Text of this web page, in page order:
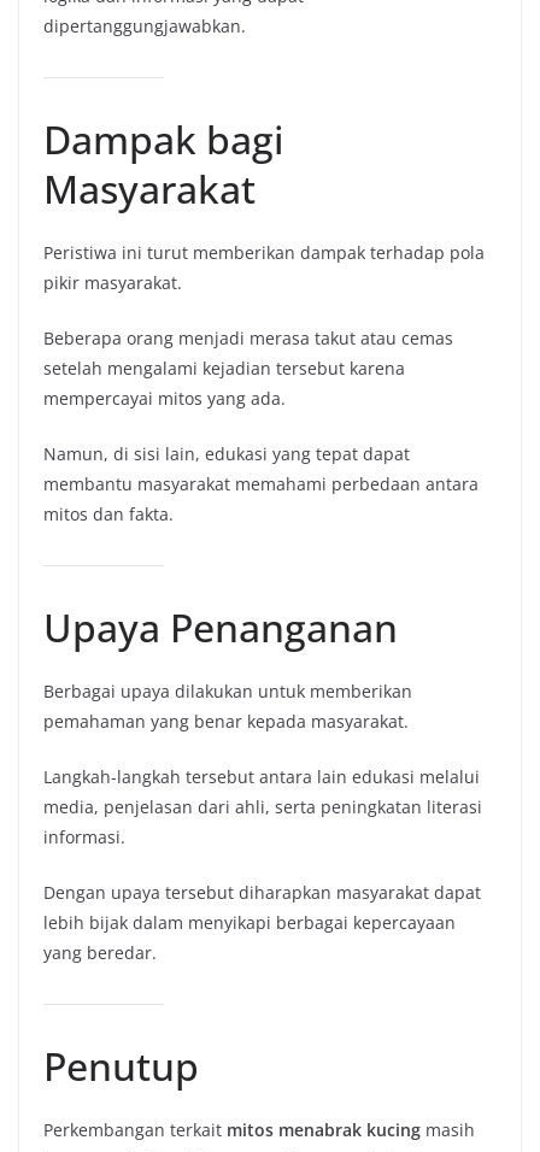
dipertanggungjawabkan.
Dampak bagi
Masyarakat
Peristiwa ini turut memberikan dampak terhadap pola
pikir masyarakat.
Beberapa orang menjadi merasa takut atau cemas
setelah mengalami kejadian tersebut karena
mempercayai mitos yang ada.
Namun, di sisi lain, edukasi yang tepat dapat
membantu masyarakat memahami perbedaan antara
mitos dan fakta.
Upaya Penanganan
Berbagai upaya dilakukan untuk memberikan
pemahaman yang benar kepada masyarakat.
Langkah-langkah tersebut antara lain edukasi melalui
media, penjelasan dari ahli, serta peningkatan literasi
informasi.
Dengan upaya tersebut diharapkan masyarakat dapat
lebih bijak dalam menyikapi berbagai kepercayaan
yang beredar.
Penutup
Perkembangan terkait mitos menabrak kucing masih